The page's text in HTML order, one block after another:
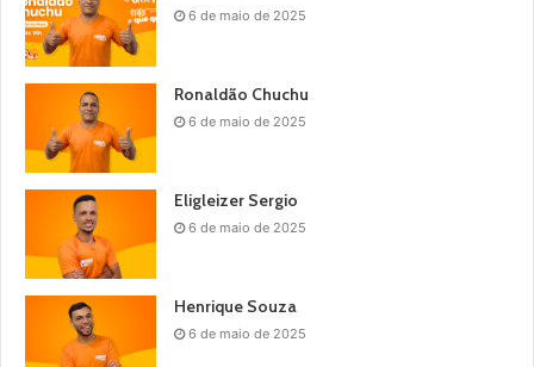
6 de maio de 2025
Ronaldão Chuchu
6 de maio de 2025
Eligleizer Sergio
6 de maio de 2025
Henrique Souza
6 de maio de 2025